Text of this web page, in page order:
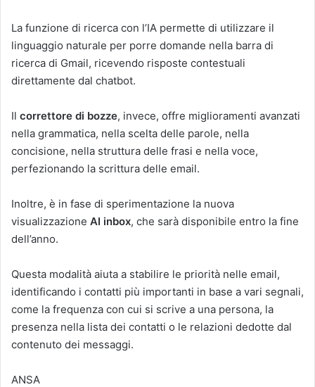
La funzione di ricerca con l’IA permette di utilizzare il
linguaggio naturale per porre domande nella barra di
ricerca di Gmail, ricevendo risposte contestuali
direttamente dal chatbot.
Il correttore di bozze, invece, offre miglioramenti avanzati
nella grammatica, nella scelta delle parole, nella
concisione, nella struttura delle frasi e nella voce,
perfezionando la scrittura delle email.
Inoltre, è in fase di sperimentazione la nuova
visualizzazione AI inbox, che sarà disponibile entro la fine
dell’anno.
Questa modalità aiuta a stabilire le priorità nelle email,
identificando i contatti più importanti in base a vari segnali,
come la frequenza con cui si scrive a una persona, la
presenza nella lista dei contatti o le relazioni dedotte dal
contenuto dei messaggi.
ANSA